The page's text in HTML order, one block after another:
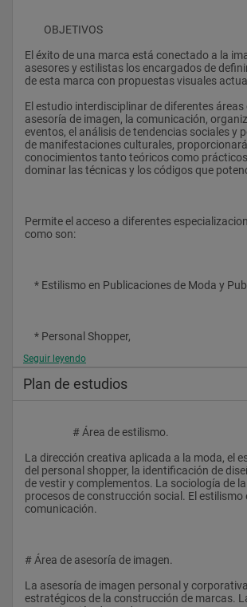
        OBJETIVOS
El éxito de una marca está conectado a la
asesores y estilistas los encargados de
de esta marca con propuestas visuales
El estudio interdisciplinar de diferentes áreas
asesoría de imagen, la comunicación,
eventos, el análisis de tendencias sociales y
de manifestaciones culturales,
conocimientos tanto teóricos como
dominar las técnicas y los códigos que
Permite el acceso a diferentes
como son:
* Estilismo en Publicaciones de Moda y
    * Personal Shopper,
* Asesoría de Imagen Personal y
    * Relaciones Públicas,
    * Asesoría en Equipos de Diseño,
    * Asesor de Empresas de Medios de Comunicación en
Seguir leyendo
Plan de estudios
                    # Área de estilismo.
La dirección creativa aplicada a la moda, el
del personal shopper, la identificación de
de vestir y complementos. La sociología de
procesos de construcción social. El estilismo
comunicación.
# Área de asesoría de imagen.
La asesoría de imagen personal y
estratégicos de la construcción de marcas.